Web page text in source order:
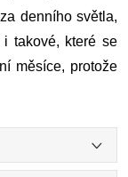
denního světla,
takové, které se
měsíce, protože